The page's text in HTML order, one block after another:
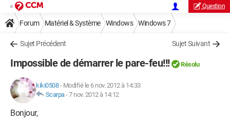
Question
Forum Matériel & Système Windows Windows 7
Sujet Précédent Sujet Suivant
Impossible de démarrer le pare-feu!!! Résolu
kiki0508- Modifié le 6 nov. 2012 à 14:33
Scarpa-7 nov. 2012 à 14:12
Bonjour,